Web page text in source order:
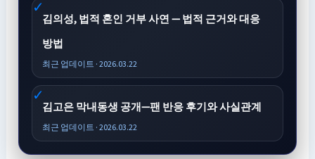
김의성, 법적 혼인 거부 사연 — 법적 근거와 대응
방법
최근 업데이트 · 2026.03.22
김고은 막내동생 공개—팬 반응 후기와 사실관계
최근 업데이트 · 2026.03.22